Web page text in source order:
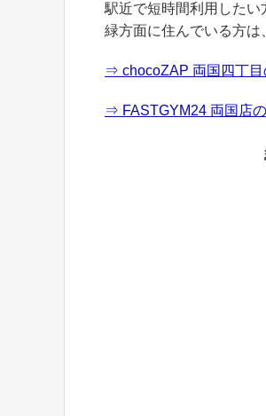
駅近で短時間利用したい
緑方面に住んでいる方は
⇒ chocoZAP 両国四丁
⇒ FASTGYM24 両国店